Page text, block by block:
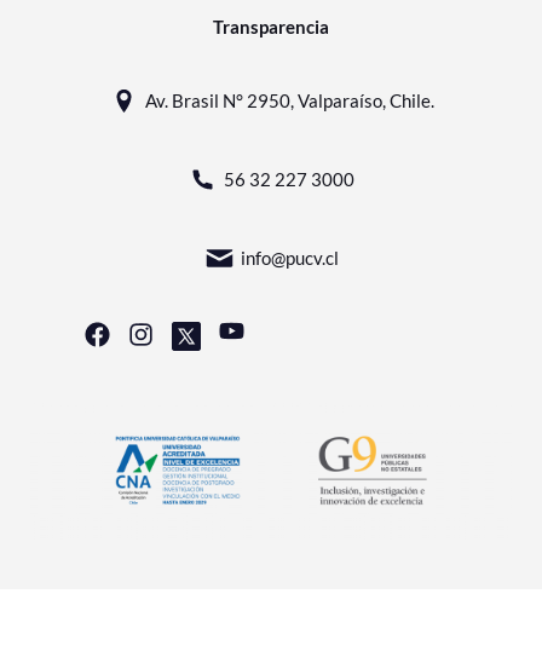
Transparencia
Av. Brasil N° 2950, Valparaíso, Chile.
56 32 227 3000
info@pucv.cl